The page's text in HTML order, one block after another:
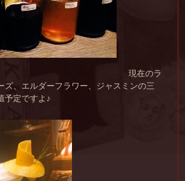
現在のラ
ズ、エルダーフラワー、ジャスミンの三
予定ですよ♪